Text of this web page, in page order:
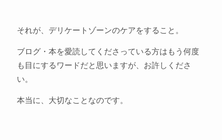
それが、デリケートゾーンのケアをすること。
ブログ・本を愛読してくださっている方はもう何度
も目にするワードだと思いますが、お許しくださ
い。
本当に、大切なことなのです。